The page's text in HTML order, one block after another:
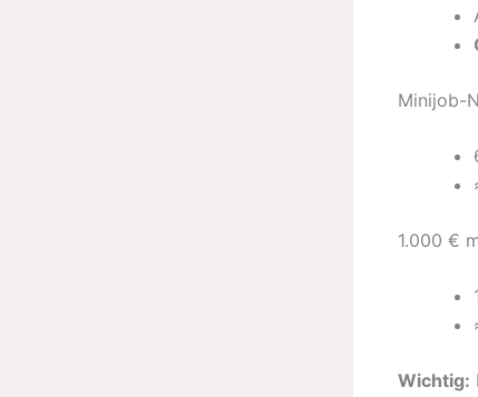
Minijob-
1.000 €
Wichtig: